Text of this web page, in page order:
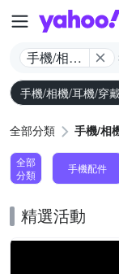
手機/相機/
耳機/穿戴
手機/相機/耳機/穿
全部分類 手機/相
全部
分類
手機配件
精選活動